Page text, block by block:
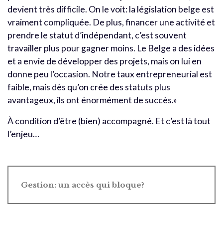
devient très difficile. On le voit: la législation belge est
vraiment compliquée. De plus, financer une activité et
prendre le statut d’indépendant, c’est souvent
travailler plus pour gagner moins. Le Belge a des idées
et a envie de développer des projets, mais on lui en
donne peu l’occasion. Notre taux entrepreneurial est
faible, mais dès qu’on crée des statuts plus
avantageux, ils ont énormément de succès.»
À condition d’être (bien) accompagné. Et c’est là tout
l’enjeu…
Gestion: un accès qui bloque?